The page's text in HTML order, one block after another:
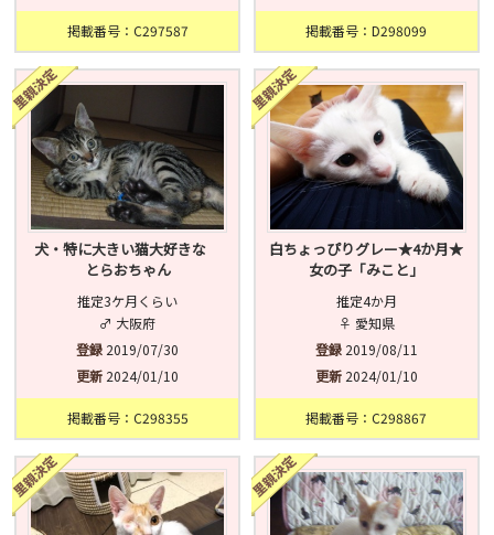
掲載番号：C297587 掲載番号：D298099
犬・特に大きい猫大好きな
とらおちゃん
推定3ケ月くらい
♂ 大阪府
登録 2019/07/30
更新 2024/01/10
掲載番号：C298355
白ちょっぴりグレー★4か月★
女の子「みこと」
推定4か月
♀ 愛知県
登録2019/08/11
更新2024/01/10
掲載番号：C298867